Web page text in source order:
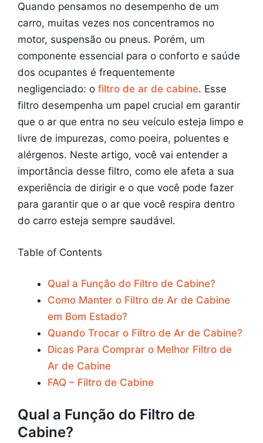
Quando pensamos no desempenho de um
carro, muitas vezes nos concentramos no
motor, suspensão ou pneus. Porém, um
componente essencial para o conforto e saúde
dos ocupantes é frequentemente
negligenciado: o filtro de ar de cabine. Esse
filtro desempenha um papel crucial em garantir
que o ar que entra no seu veículo esteja limpo e
livre de impurezas, como poeira, poluentes e
alérgenos. Neste artigo, você vai entender a
importância desse filtro, como ele afeta a sua
experiência de dirigir e o que você pode fazer
para garantir que o ar que você respira dentro
do carro esteja sempre saudável.
Table of Contents
Qual a Função do Filtro de Cabine?
Como Manter o Filtro de Ar de Cabine
em Bom Estado?
Quando Trocar o Filtro de Ar de Cabine?
Dicas Para Comprar o Melhor Filtro de
Ar de Cabine
FAQ – Filtro de Cabine
Qual a Função do Filtro de
Cabine?